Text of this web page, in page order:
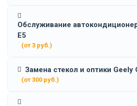
Обслуживание
E5
(от 3 руб.)
Замена стекол и оптики Geely
(от 300 руб.)